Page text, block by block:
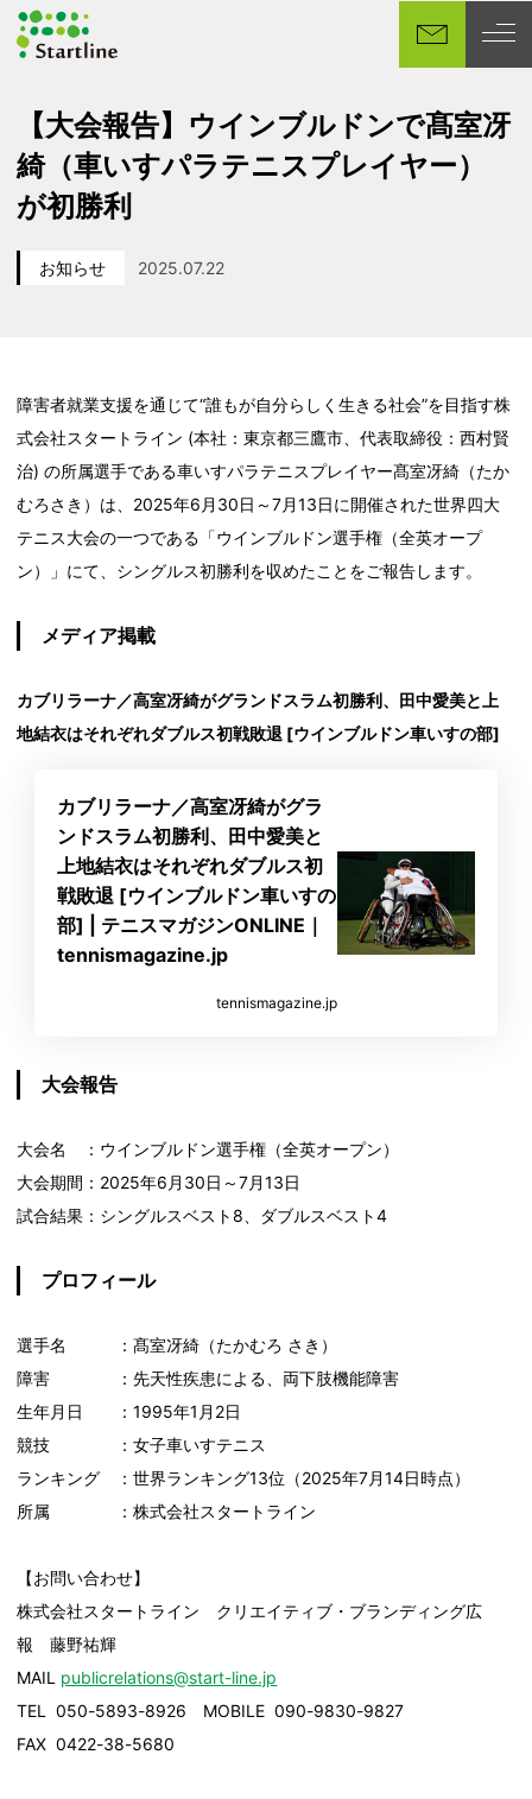
イ
テ
ツ
へ
移
【大会報告】ウインブルドンで髙室冴
綺（車いすパラテニスプレイヤー）
が初勝利
カテゴリー
お知らせ
投稿日
2025.07.22
障害者就業支援を通じて“誰もが自分らしく生きる社会”を目指す株
式会社スタートライン (本社：東京都三鷹市、代表取締役：西村賢
治) の所属選手である車いすパラテニスプレイヤー髙室冴綺（たか
むろさき）は、2025年6月30日～7月13日に開催された世界四大
テニス大会の一つである「ウインブルドン選手権（全英オープ
ン）」にて、シングルス初勝利を収めたことをご報告します。
メディア掲載
カブリラーナ／高室冴綺がグランドスラム初勝利、田中愛美と上
地結衣はそれぞれダブルス初戦敗退 [ウインブルドン車いすの部]
カブリラーナ／高室冴綺がグラ
ンドスラム初勝利、田中愛美と
上地結衣はそれぞれダブルス初
戦敗退 [ウインブルドン車いすの
部] | テニスマガジンONLINE｜
tennismagazine.jp
tennismagazine.jp
大会報告
大会名 ：ウインブルドン選手権（全英オープン）
大会期間：2025年6月30日～7月13日
試合結果：シングルスベスト8、ダブルスベスト4
プロフィール
選手名 ：髙室冴綺（たかむろ さき）
障害 ：先天性疾患による、両下肢機能障害
生年月日 ：1995年1月2日
競技 ：女子車いすテニス
ランキング ：世界ランキング13位（2025年7月14日時点）
所属 ：株式会社スタートライン
【お問い合わせ】
株式会社スタートライン クリエイティブ・ブランディング広
報 藤野祐輝
MAIL publicrelations@start-line.jp
TEL 050-5893-8926 MOBILE 090-9830-9827
FAX 0422-38-5680